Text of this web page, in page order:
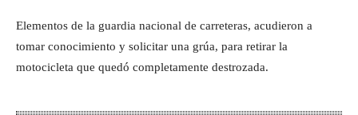
Elementos de la guardia nacional de carreteras, acudieron a
tomar conocimiento y solicitar una grúa, para retirar la
motocicleta que quedó completamente destrozada.